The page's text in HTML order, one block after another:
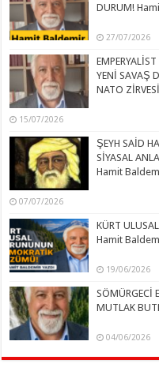
DURUM!
27/07/2026
YENİ SAVAŞ
NATO
15/07/2026
ŞEYH SAİD
SİYASAL
Hamit
07/07/2026
KÜRT
Hamit
19/06/2026
SÖMÜRGECİ
MUTLAK
04/06/2026